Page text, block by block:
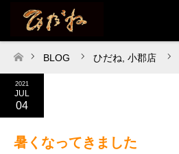
ホーム
BLOG ひだね 小郡店
2021
JUL
04
暑くなってきました